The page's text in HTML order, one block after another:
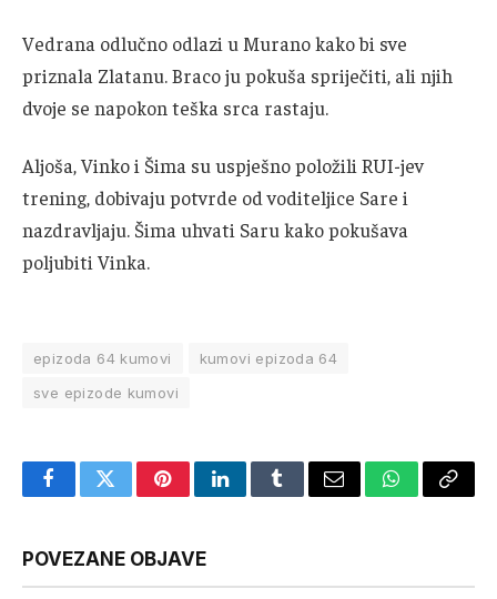
Vedrana odlučno odlazi u Murano kako bi sve
priznala Zlatanu. Braco ju pokuša spriječiti, ali njih
dvoje se napokon teška srca rastaju.
Aljoša, Vinko i Šima su uspješno položili RUI-jev
trening, dobivaju potvrde od voditeljice Sare i
nazdravljaju. Šima uhvati Saru kako pokušava
poljubiti Vinka.
epizoda 64 kumovi
kumovi epizoda 64
sve epizode kumovi
FacebookTwitterPinterestLinkedInTumblrEmail WhatsApp
Copy
POVEZANE OBJAVE